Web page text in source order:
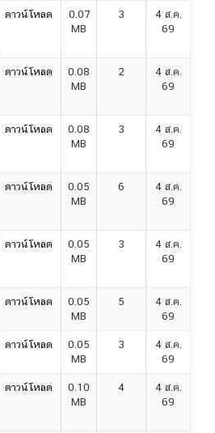
ดาวน์โหลด
0.07
MB
3
4 ส.ค.
69
ดาวน์โหลด
0.08
MB
2
4 ส.ค.
69
ดาวน์โหลด
0.08
MB
3
4 ส.ค.
69
ดาวน์โหลด
0.05
MB
6
4 ส.ค.
69
ดาวน์โหลด
0.05
MB
3
4 ส.ค.
69
ดาวน์โหลด
0.05
MB
5
4 ส.ค.
69
ดาวน์โหลด
0.05
MB
3
4 ส.ค.
69
ดาวน์โหลด
0.10
MB
4
4 ส.ค.
69